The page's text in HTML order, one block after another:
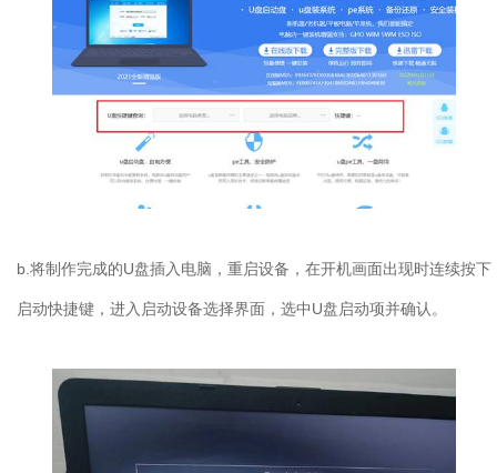
b.将制作完成的U盘插入电脑，重启设备，在开机画面出现时连续按下
启动快捷键，进入启动设备选择界面，选中U盘启动项并确认。